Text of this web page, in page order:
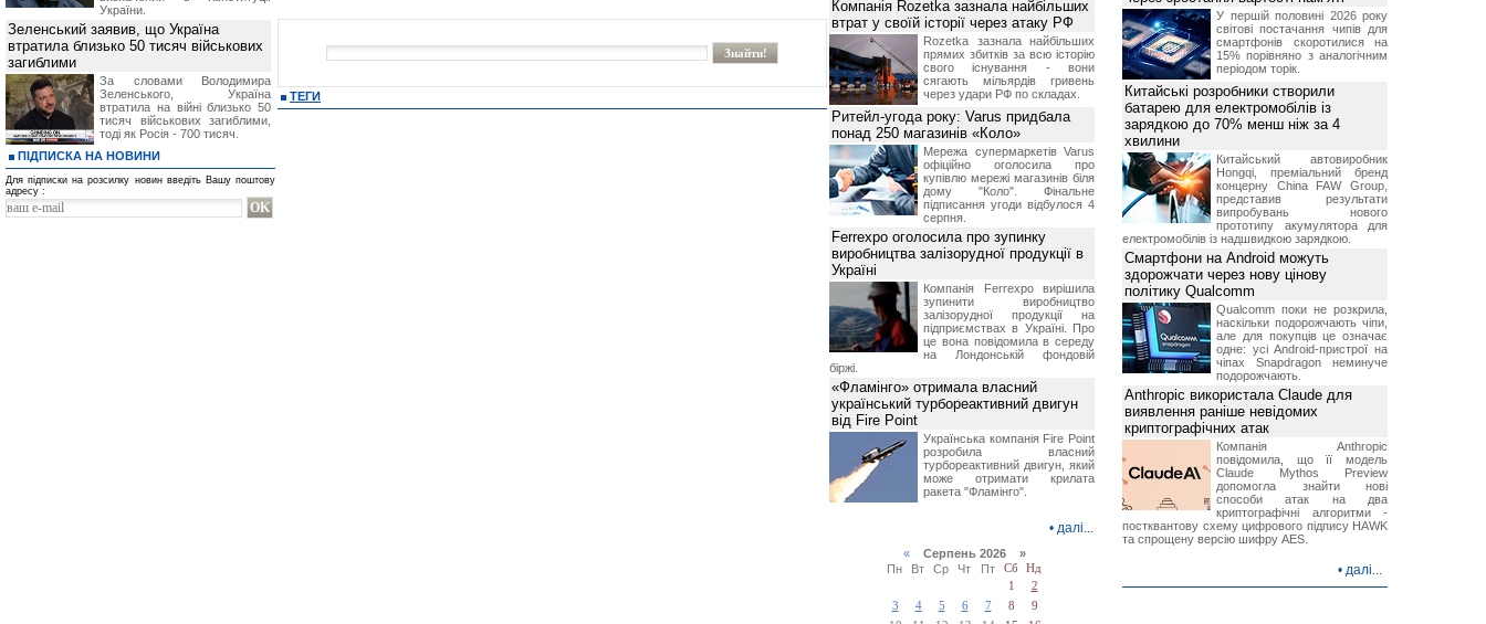
ТЕГИ
України.
Зеленський заявив, що Україна
втратила близько 50 тисяч військових
загиблими
За словами Володимира
Зеленського, Україна
втратила на війні близько 50
тисяч військових загиблими,
тоді як Росія - 700 тисяч.
ПІДПИСКА НА НОВИНИ
Для підписки на розсилку новин введіть Вашу поштову
адресу :
Компанія Rozetka зазнала найбільших
втрат у своїй історії через атаку РФ
Rozetka зазнала найбільших
прямих збитків за всю історію
свого існування - вони
сягають мільярдів гривень
через удари РФ по складах.
Ритейл-угода року: Varus придбала
понад 250 магазинів «Коло»
Мережа супермаркетів Varus
офіційно оголосила про
купівлю мережі магазинів біля
дому "Коло". Фінальне
підписання угоди відбулося 4
серпня.
Ferrexpo оголосила про зупинку
виробництва залізорудної продукції в
Україні
Компанія Ferrexpo вирішила
зупинити виробництво
залізорудної продукції на
підприємствах в Україні. Про
це вона повідомила в середу
на Лондонській фондовій
біржі.
«Фламінго» отримала власний
український турбореактивний двигун
від Fire Point
Українська компанія Fire Point
розробила власний
турбореактивний двигун, який
може отримати крилата
ракета "Фламінго".
• далі...
«Серпень 2026 »
Пн
Вт Ср Чт Пт Сб
Нд
1
2
3
4 5 6 7 8
9
У першій половині 2026 року
світові постачання чипів для
смартфонів скоротилися на
15% порівняно з аналогічним
періодом торік.
Китайські розробники створили
батарею для електромобілів із
зарядкою до 70% менш ніж за 4
хвилини
Китайський автовиробник
Hongqi, преміальний бренд
концерну China FAW Group,
представив результати
випробувань нового
прототипу акумулятора для
електромобілів із надшвидкою зарядкою.
Смартфони на Android можуть
здорожчати через нову цінову
політику Qualcomm
Qualcomm поки не розкрила,
наскільки подорожчають чіпи,
але для покупців це означає
одне: усі Android-пристрої на
чіпах Snapdragon неминуче
подорожчають.
Anthropic використала Claude для
виявлення раніше невідомих
криптографічних атак
Компанія Anthropic
повідомила, що її модель
Claude Mythos Preview
допомогла знайти нові
способи атак на два
криптографічні алгоритми -
постквантову схему цифрового підпису HAWK
та спрощену версію шифру AES.
• далі...